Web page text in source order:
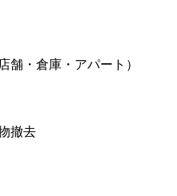
舗・倉庫・アパート）
撤去